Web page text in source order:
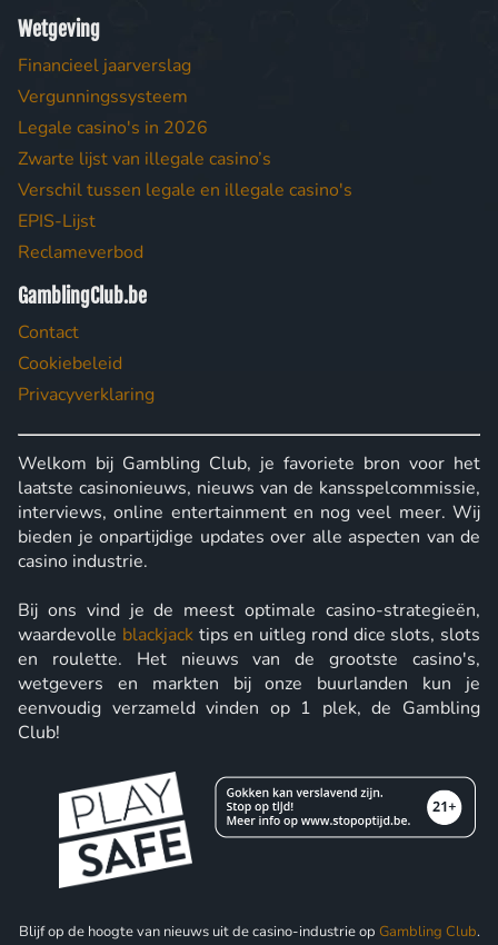
Wetgeving
Financieel jaarverslag
Vergunningssysteem
Legale casino's in 2026
Zwarte lijst van illegale casino’s
Verschil tussen legale en illegale casino's
EPIS-Lijst
Reclameverbod
GamblingClub.be
Contact
Cookiebeleid
Privacyverklaring
Welkom bij Gambling Club, je favoriete bron voor het
laatste casinonieuws, nieuws van de kansspelcommissie,
interviews, online entertainment en nog veel meer. Wij
bieden je onpartijdige updates over alle aspecten van de
casino industrie.
Bij ons vind je de meest optimale casino-strategieën,
waardevolle blackjacktips en uitleg rond dice slots, slots
en roulette. Het nieuws van de grootste casino's,
wetgevers en markten bij onze buurlanden kun je
eenvoudig verzameld vinden op 1 plek, de Gambling
Club!
Blijf op de hoogte van nieuws uit de casino-industrie op Gambling Club.